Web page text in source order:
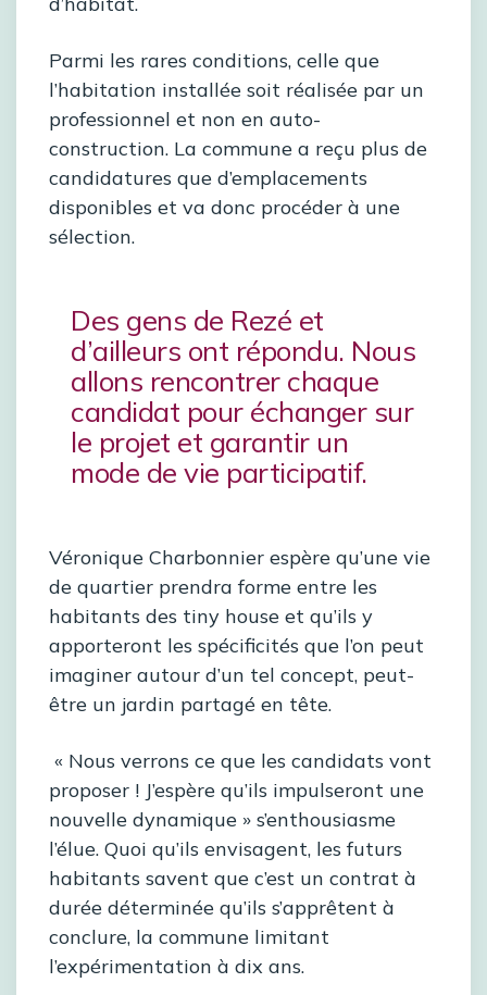
Parmi les rares conditions, celle que
l’habitation installée soit réalisée par un
professionnel et non en auto-
construction. La commune a reçu plus de
candidatures que d’emplacements
disponibles et va donc procéder à une
sélection.
Des gens de Rezé et
d’ailleurs ont répondu. Nous
allons rencontrer chaque
candidat pour échanger sur
le projet et garantir un
mode de vie participatif.
Véronique Charbonnier espère qu’une vie
de quartier prendra forme entre les
habitants des tiny house et qu’ils y
apporteront les spécificités que l’on peut
imaginer autour d’un tel concept, peut-
être un jardin partagé en tête.
« Nous verrons ce que les candidats vont
proposer ! J’espère qu’ils impulseront une
nouvelle dynamique » s’enthousiasme
l’élue. Quoi qu’ils envisagent, les futurs
habitants savent que c’est un contrat à
durée déterminée qu’ils s’apprêtent à
conclure, la commune limitant
l’expérimentation à dix ans.